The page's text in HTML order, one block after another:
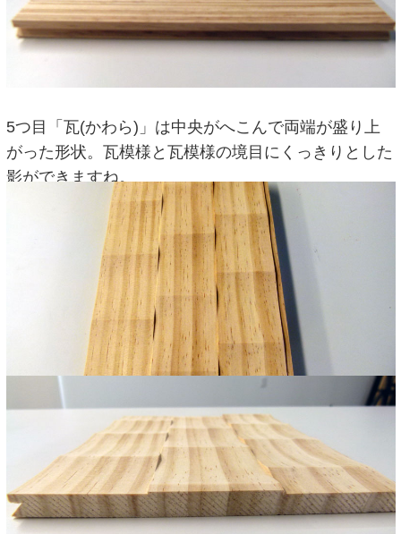
5つ目「瓦(かわら)」は中央がへこんで両端が盛り上
がった形状。瓦模様と瓦模様の境目にくっきりとした
影ができますね。